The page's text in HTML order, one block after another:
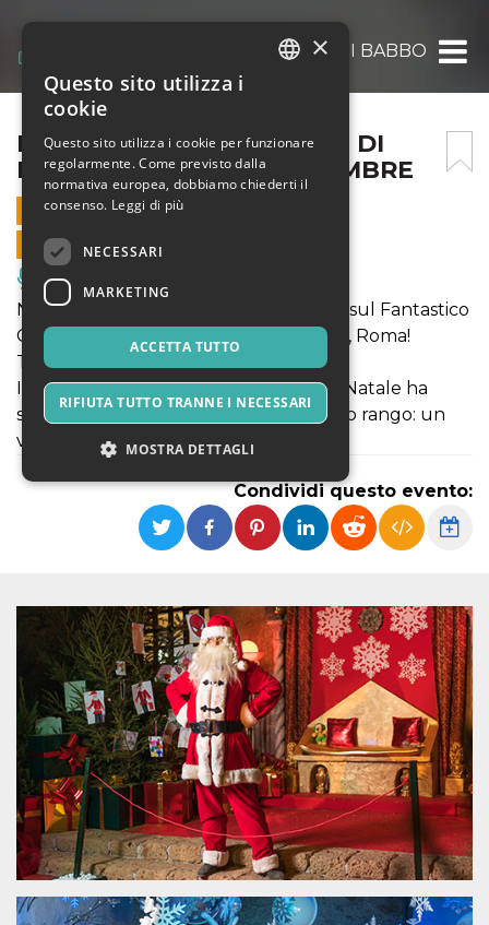
IL FANTASTICO CASTELLO DI BABBO
IL FANTASTICO CASTELLO DI
BABBO NATALE – 12 DICEMBRE
12 DICEMBRE 2021 - 09:00
VENDITE ONLINE TERMINATE
Musica, Eventi Live, Club
NATALE 2021 - Si accendono i riflettori sul Fantastico
Castello di Babbo Natale a Lunghezza, Roma!
TANTE NOVITA'!!!
Il Signore assoluto delle feste, Babbo Natale ha
scelto una residenza all’altezza del suo rango: un
vero castello! Vi aspettiamo!
Condividi questo evento:
×
Questo sito utilizza i
cookie
Questo sito utilizza i cookie per funzionare
regolarmente. Come previsto dalla
normativa europea, dobbiamo chiederti il
consenso. Leggi di più
NECESSARI
MARKETING
ACCETTA TUTTO
RIFIUTA TUTTO TRANNE I NECESSARI
MOSTRA DETTAGLI
Necessari Marketing
servizi qui presenti non potranno funzionare
senza.
Nome
Provider /
Dominio
Scadenza Descrizione
cf_clearance
Cloudflare,
Inc.
.oooh.events
1 anno
Clearance
Cookie from
CloudFlare
stores the proof
of challenge
passed. It is
used to no
longer issue a
captcha or
jschallenge
challenge if
present. It is
required to
reach origin
server.